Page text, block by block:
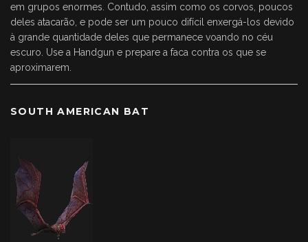
em grupos enormes. Contudo, assim como os corvos, poucos
deles atacarão, e pode ser um pouco difícil enxergá-los devido
à grande quantidade deles que permanece voando no céu
escuro. Use a Handgun e prepare a faca contra os que se
aproximarem.
SOUTH AMERICAN BAT